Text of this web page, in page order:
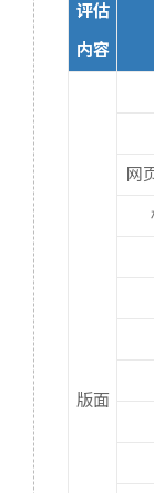
评估
内容
版面
网